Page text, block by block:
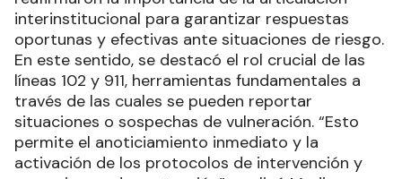
interinstitucional para garantizar respuestas
oportunas y efectivas ante situaciones de riesgo.
En este sentido, se destacó el rol crucial de las
líneas 102 y 911, herramientas fundamentales a
través de las cuales se pueden reportar
situaciones o sospechas de vulneración. “Esto
permite el anoticiamiento inmediato y la
activación de los protocolos de intervención y